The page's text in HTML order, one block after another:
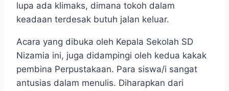
lupa ada klimaks, dimana tokoh dalam
keadaan terdesak butuh jalan keluar.
Acara yang dibuka oleh Kepala Sekolah SD
Nizamia ini, juga didampingi oleh kedua kakak
pembina Perpustakaan. Para siswa/i sangat
antusias dalam menulis. Diharapkan dari